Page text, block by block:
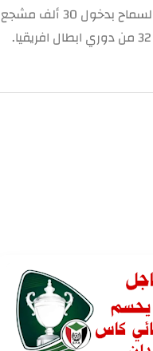
وفي ذات الساق تلقى المريخ خطاباً من الاتحاد الافريقي لكرة القدم CAF اليوم الاربعاء بالسماح بدخول 30 ألف مشجع